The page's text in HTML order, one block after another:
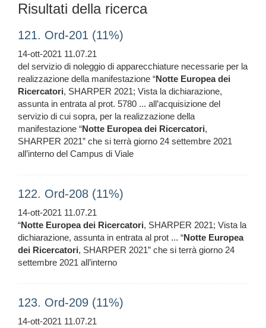
Risultati della ricerca
121. Ord-201 (11%)
14-ott-2021 11.07.21
del servizio di noleggio di apparecchiature necessarie per la
realizzazione della manifestazione “Notte Europea dei
Ricercatori, SHARPER 2021; Vista la dichiarazione,
assunta in entrata al prot. 5780 ... all’acquisizione del
servizio di cui sopra, per la realizzazione della
manifestazione “Notte Europea dei Ricercatori,
SHARPER 2021” che si terrà giorno 24 settembre 2021
all’interno del Campus di Viale
122. Ord-208 (11%)
14-ott-2021 11.07.21
“Notte Europea dei Ricercatori, SHARPER 2021; Vista la
dichiarazione, assunta in entrata al prot ... “Notte Europea
dei Ricercatori, SHARPER 2021” che si terrà giorno 24
settembre 2021 all’interno
123. Ord-209 (11%)
14-ott-2021 11.07.21